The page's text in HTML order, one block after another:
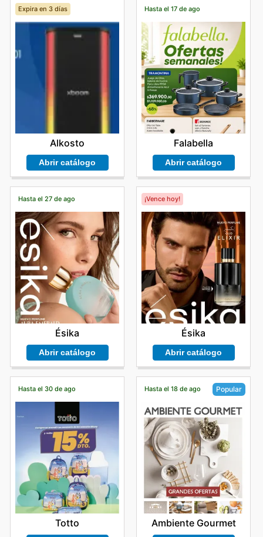
Expira en 3 días
Alkosto
Abrir catálogo
Hasta el 17 de ago
Falabella
Abrir catálogo
Hasta el 27 de ago
Ésika
Abrir catálogo
¡Vence hoy!
Ésika
Abrir catálogo
Hasta el 30 de ago
Totto
Hasta el 18 de ago Popular
Ambiente Gourmet